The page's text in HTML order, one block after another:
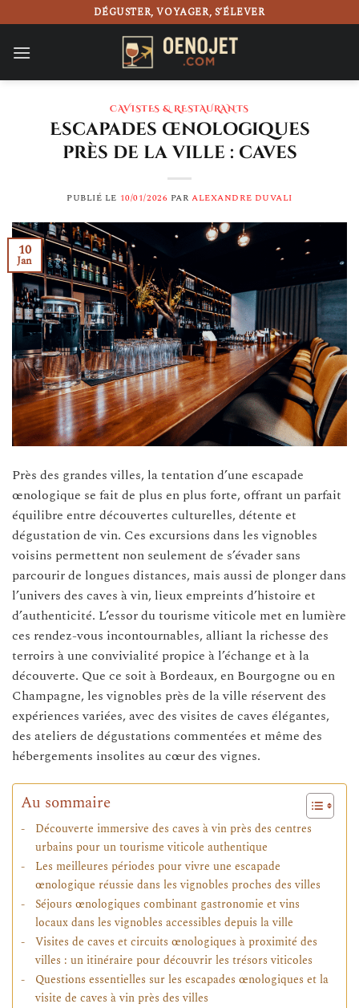
au
contenu
DÉGUSTER, VOYAGER, S’ÉLEVER
CAVISTES & RESTAURANTS
Escapades œnologiques
près de la ville : caves
PUBLIÉ LE 10/01/2026 PARALEXANDRE DUVALI
10
Jan
Près des grandes villes, la tentation d’une escapade
œnologique se fait de plus en plus forte, offrant un parfait
équilibre entre découvertes culturelles, détente et
dégustation de vin. Ces excursions dans les vignobles
voisins permettent non seulement de s’évader sans
parcourir de longues distances, mais aussi de plonger dans
l’univers des caves à vin, lieux empreints d’histoire et
d’authenticité. L’essor du tourisme viticole met en lumière
ces rendez-vous incontournables, alliant la richesse des
terroirs à une convivialité propice à l’échange et à la
découverte. Que ce soit à Bordeaux, en Bourgogne ou en
Champagne, les vignobles près de la ville réservent des
expériences variées, avec des visites de caves élégantes,
des ateliers de dégustations commentées et même des
hébergements insolites au cœur des vignes.
Au sommaire
Découverte immersive des caves à vin près des centres
urbains pour un tourisme viticole authentique
Les meilleures périodes pour vivre une escapade
œnologique réussie dans les vignobles proches des villes
Séjours œnologiques combinant gastronomie et vins
locaux dans les vignobles accessibles depuis la ville
Visites de caves et circuits œnologiques à proximité des
villes : un itinéraire pour découvrir les trésors viticoles
Questions essentielles sur les escapades œnologiques et la
visite de caves à vin près des villes